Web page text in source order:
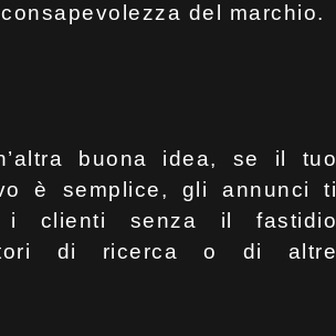
del marchio.
buona idea, se il tuo
è semplice, gli annunci ti
i clienti senza il fastidio
di ricerca o di altre